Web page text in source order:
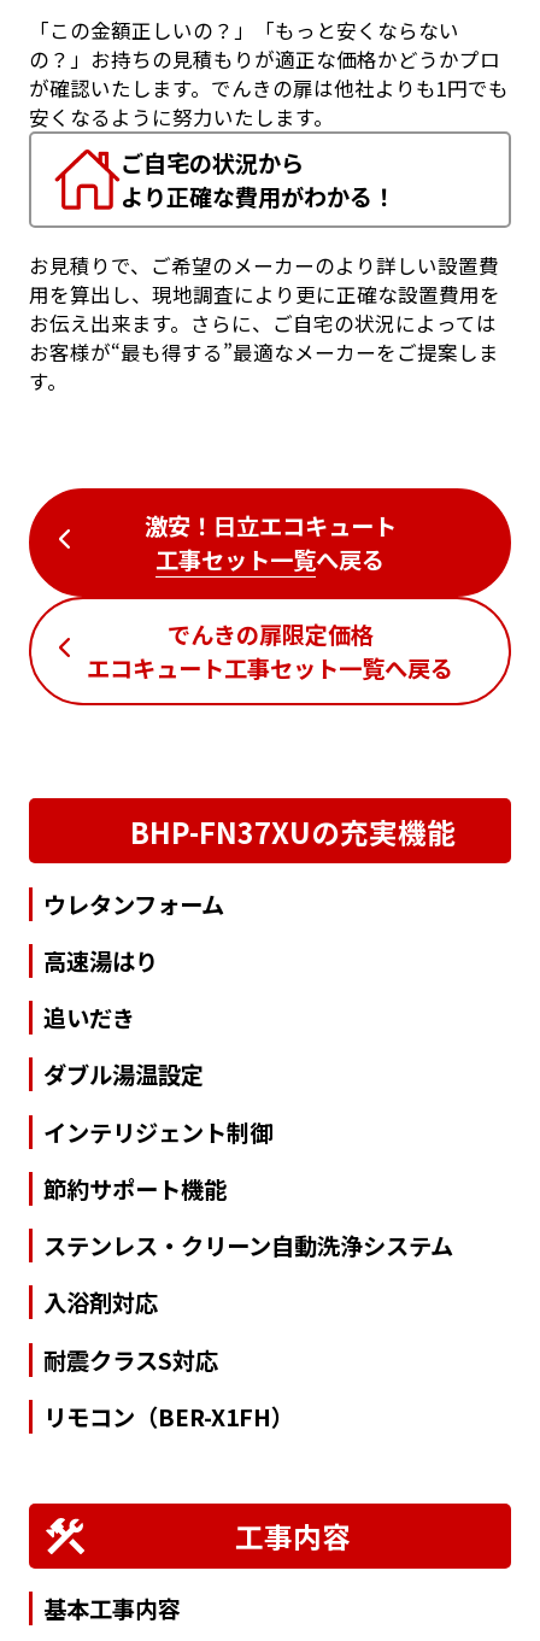
「この金額正しいの？」「もっと安くならない
の？」お持ちの見積もりが適正な価格かどうかプロ
が確認いたします。でんきの扉は他社よりも1円でも
安くなるように努力いたします。
ご自宅の状況から
より正確な費用がわかる！
お見積りで、ご希望のメーカーのより詳しい設置費
用を算出し、現地調査により更に正確な設置費用を
お伝え出来ます。さらに、ご自宅の状況によっては
お客様が“最も得する”最適なメーカーをご提案しま
す。
激安！日立エコキュート
工事セット一覧へ戻る
でんきの扉限定価格
エコキュート工事セット一覧へ戻る
BHP-FN37XUの充実機能
ウレタンフォーム
高速湯はり
追いだき
ダブル湯温設定
インテリジェント制御
節約サポート機能
ステンレス・クリーン自動洗浄システム
入浴剤対応
耐震クラスS対応
リモコン（BER-X1FH）
工事内容
基本工事内容